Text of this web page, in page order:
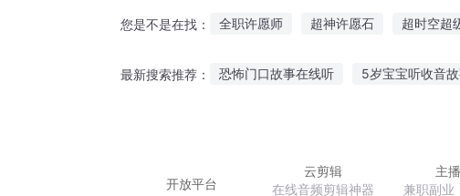
您是不是在找： 全职许愿师 超神许愿石 超时空超
最新搜索推荐： 恐怖门口故事在线听 5岁宝宝听收音
开放平台
云剪辑
在线音频剪辑神器
主
兼职副业